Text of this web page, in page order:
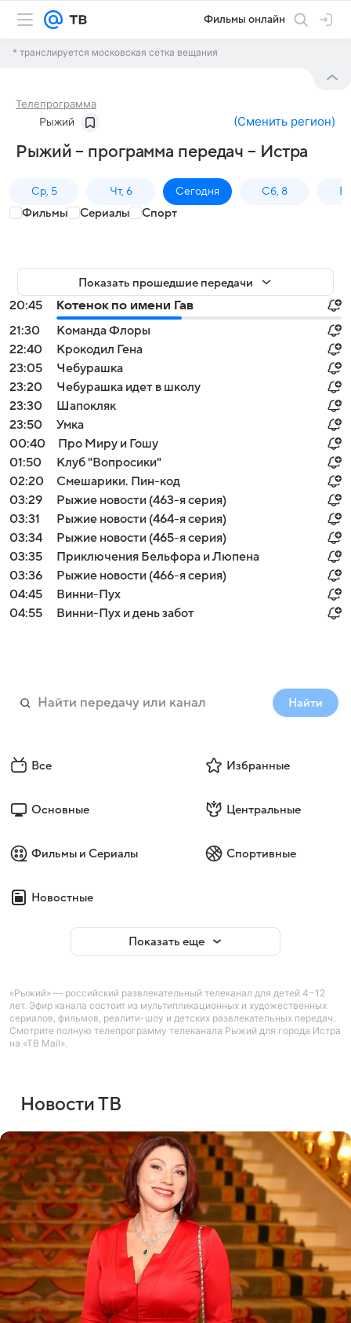
Фильмы онлайн
* транслируется московская сетка вещания
Телепрограмма
Рыжий (Сменить регион)
Рыжий – программа передач – Истра
Ср, 5 Чт, 6 Сегодня Сб, 8
Фильмы Сериалы Спорт
Показать прошедшие передачи
20:45
Котенок по имени Гав
21:30
Команда Флоры
22:40
Крокодил Гена
23:05
Чебурашка
23:20
Чебурашка идет в школу
23:30
Шапокляк
23:50
Умка
00:40
Про Миру и Гошу
01:50
Клуб "Вопросики"
02:20
Смешарики. Пин-код
03:29
Рыжие новости (463-я серия)
03:31
Рыжие новости (464-я серия)
03:34
Рыжие новости (465-я серия)
03:35
Приключения Бельфора и Люпена
03:36
Рыжие новости (466-я серия)
04:45
Винни-Пух
04:55
Винни-Пух и день забот
Найти
Все Избранные
Основные Центральные
Фильмы и Сериалы Спортивные
Новостные
Показать еще
«Рыжий» — российский развлекательный телеканал для детей 4−12
лет. Эфир канала состоит из мультипликационных и художественных
сериалов, фильмов, реалити-шоу и детских развлекательных передач.
Смотрите полную телепрограмму телеканала Рыжий для города Истра
на «ТВ Mail».
Новости ТВ